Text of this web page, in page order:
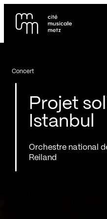
Se rendre au
Contenu principal
Projet
Istanbul
Orchestre national
Reiland
Concert